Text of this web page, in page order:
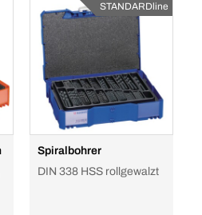
STANDARDline
Spiralbohrer
DIN 338 HSS rollgewalzt